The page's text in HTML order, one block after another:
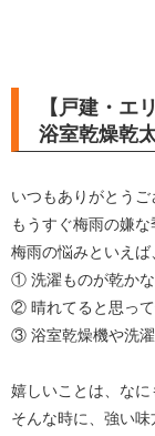
【戸建・エ
浴室乾燥乾
いつもありがとうご
もうすぐ梅雨の嫌な
梅雨の悩みといえば
① 洗濯ものが乾か
② 晴れてると思っ
③ 浴室乾燥機や洗
な
嬉しいことは、なに
そんな時に、強い味